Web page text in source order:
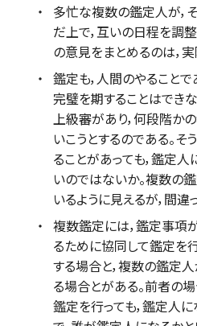
多忙な複数の鑑定人が，
だ上で，互いの日程を調
の意見をまとめるのは，
鑑定も，人間のやること
完璧を期することはでき
上級審があり，何段階か
いこうとするのである。
ることがあっても，鑑定
いのではないか。複数の
いるように見えるが，間
複数鑑定には，鑑定事項
るために協同して鑑定を
する場合と，複数の鑑定
る場合とがある。前者の
鑑定を行っても，鑑定人